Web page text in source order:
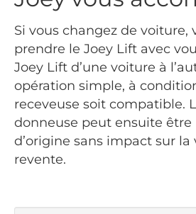
Si vous changez de voiture,
prendre le Joey Lift avec
Joey Lift d’une voiture à
opération simple, à
receveuse soit compatible.
donneuse peut ensuite être
d’origine sans impact sur la
revente.